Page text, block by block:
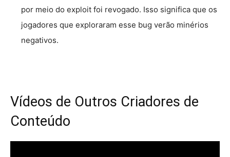
por meio do exploit foi revogado. Isso significa que os
jogadores que exploraram esse bug verão minérios
negativos.
Vídeos de Outros Criadores de
Conteúdo